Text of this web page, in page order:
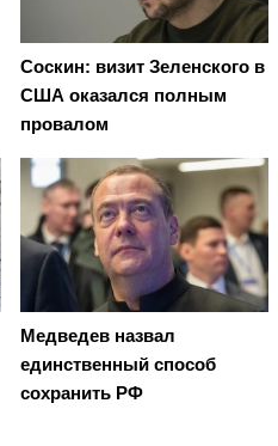
Соскин: визит Зеленского в
США оказался полным
провалом
Медведев назвал
единственный способ
сохранить РФ